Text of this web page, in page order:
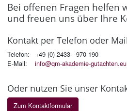
Bei of­fe­nen Fra­gen hel­fen
und freu­en uns über Ihre
Kon­takt per Te­le­fon oder Mail
Telefon: +49 (0) 2433 - 970 190
E-Mail: info@qm-akademie-gutachten.eu
Oder nut­zen Sie unser
Zum Kontaktformular